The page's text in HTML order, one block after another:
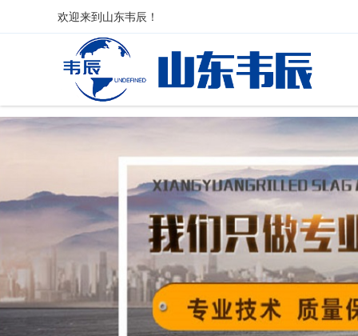
欢迎来到 山东韦辰 ！